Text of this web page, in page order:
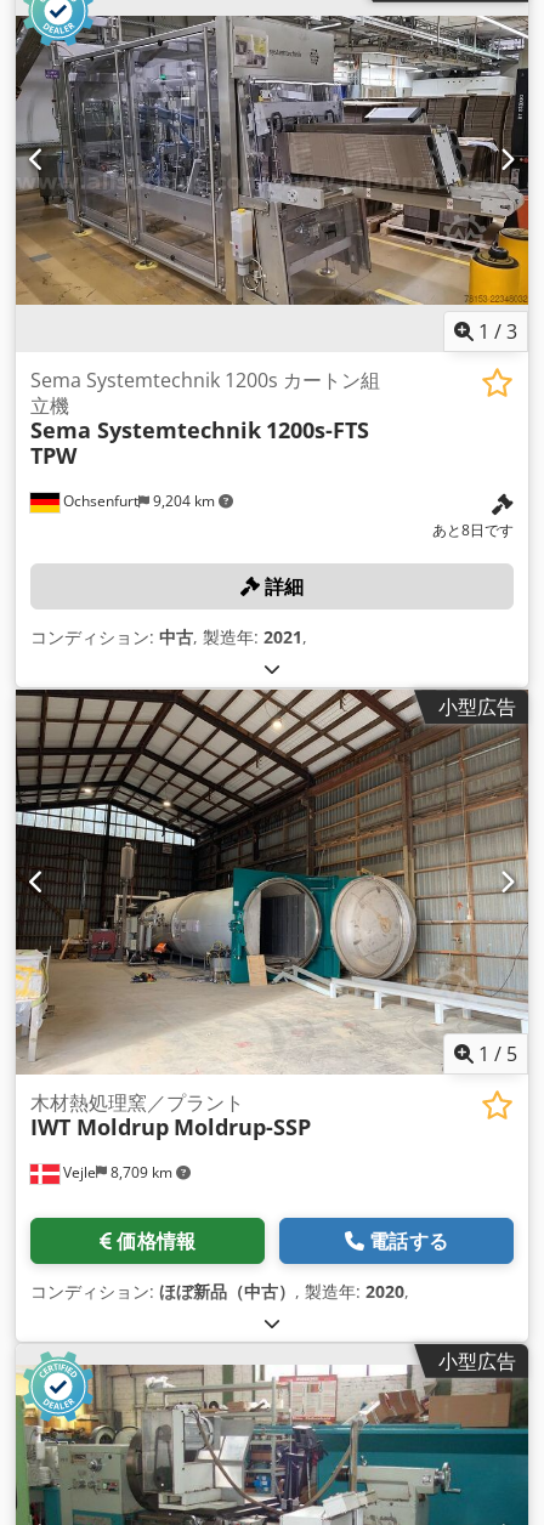
1 /3
Ochsenfurt 9,204 km
Sema Systemtechnik 1200s カートン組
立機
Sema Systemtechnik 1200s-FTS
TPW
あと8日です
詳細
コンディション: 中古, 製造年: 2021,
小型広告
1 / 5
Vejle 8,709 km
木材熱処理窯／プラント
IWT Moldrup Moldrup-SSP
価格情報 電話する
コンディション: ほぼ新品（中古） , 製造年: 2020,
小型広告